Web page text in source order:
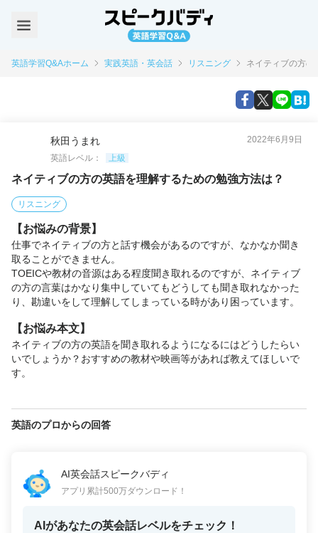
英語学習Q&Aホーム 実践英語・英会話 リスニング ネイティブの方の
秋田うまれ
2022年6月9日
英語レベル：
上級
ネイティブの方の英語を理解するための勉強方法は？
リスニング
【お悩みの背景】
仕事でネイティブの方と話す機会があるのですが、なかなか聞き
取ることができません。
TOEICや教材の音源はある程度聞き取れるのですが、ネイティブ
の方の言葉はかなり集中していてもどうしても聞き取れなかった
り、勘違いをして理解してしまっている時があり困っています。
【お悩み本文】
ネイティブの方の英語を聞き取れるようになるにはどうしたらい
いでしょうか？おすすめの教材や映画等があれば教えてほしいで
す。
英語のプロからの回答
AI英会話スピークバディ
アプリ累計500万ダウンロード！
AIがあなたの英会話レベルをチェック！